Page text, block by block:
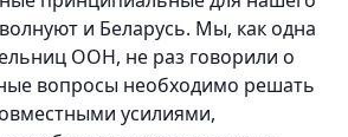
и Беларусь. Мы, как одна
ООН, не раз говорили о
вопросы необходимо решать
усилиями,